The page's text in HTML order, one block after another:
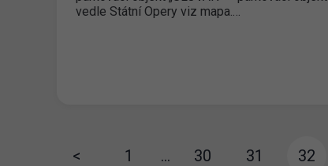
vedle Státní Opery viz mapa.…
< 1 … 30 31 32